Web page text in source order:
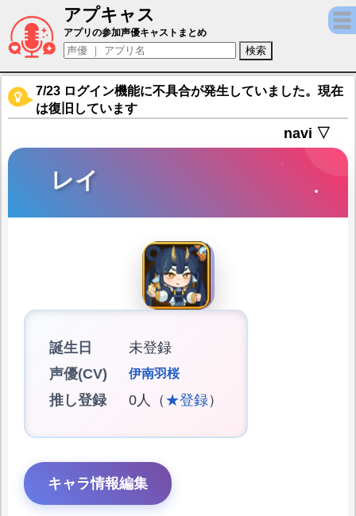
アプキャス
レイ（声優：伊南羽桜)【フォートレスサガ
アプリの参加声優キャストまとめ
7/23 ログイン機能に不具合が発生していました。現在
は復旧しています
navi ▽
レイ
誕生日
未登録
声優(CV)
伊南羽桜
推し登録 0人（ ★登録）
キャラ情報編集